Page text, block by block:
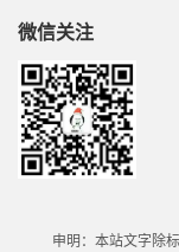
微信关注
申明：本站文字除